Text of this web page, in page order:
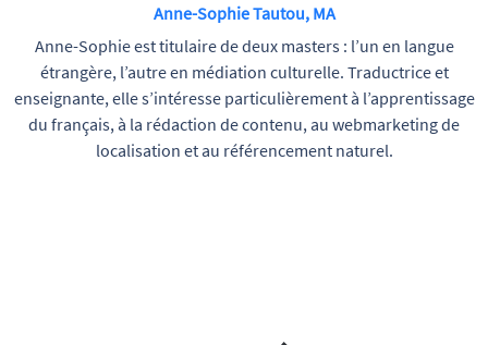
Anne-Sophie Tautou, MA
Anne-Sophie est titulaire de deux masters : l’un en langue
étrangère, l’autre en médiation culturelle. Traductrice et
enseignante, elle s’intéresse particulièrement à l’apprentissage
du français, à la rédaction de contenu, au webmarketing de
localisation et au référencement naturel.